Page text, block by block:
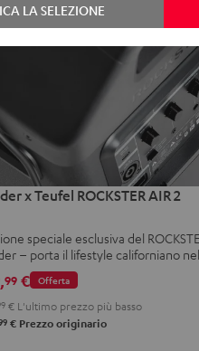
x Teufel ROCKSTER AIR 2
speciale esclusiva del
– porta il lifestyle californiano
Offerta
99 €
€ L'ultimo prezzo più basso
€ Prezzo originario
LA SELEZIONE